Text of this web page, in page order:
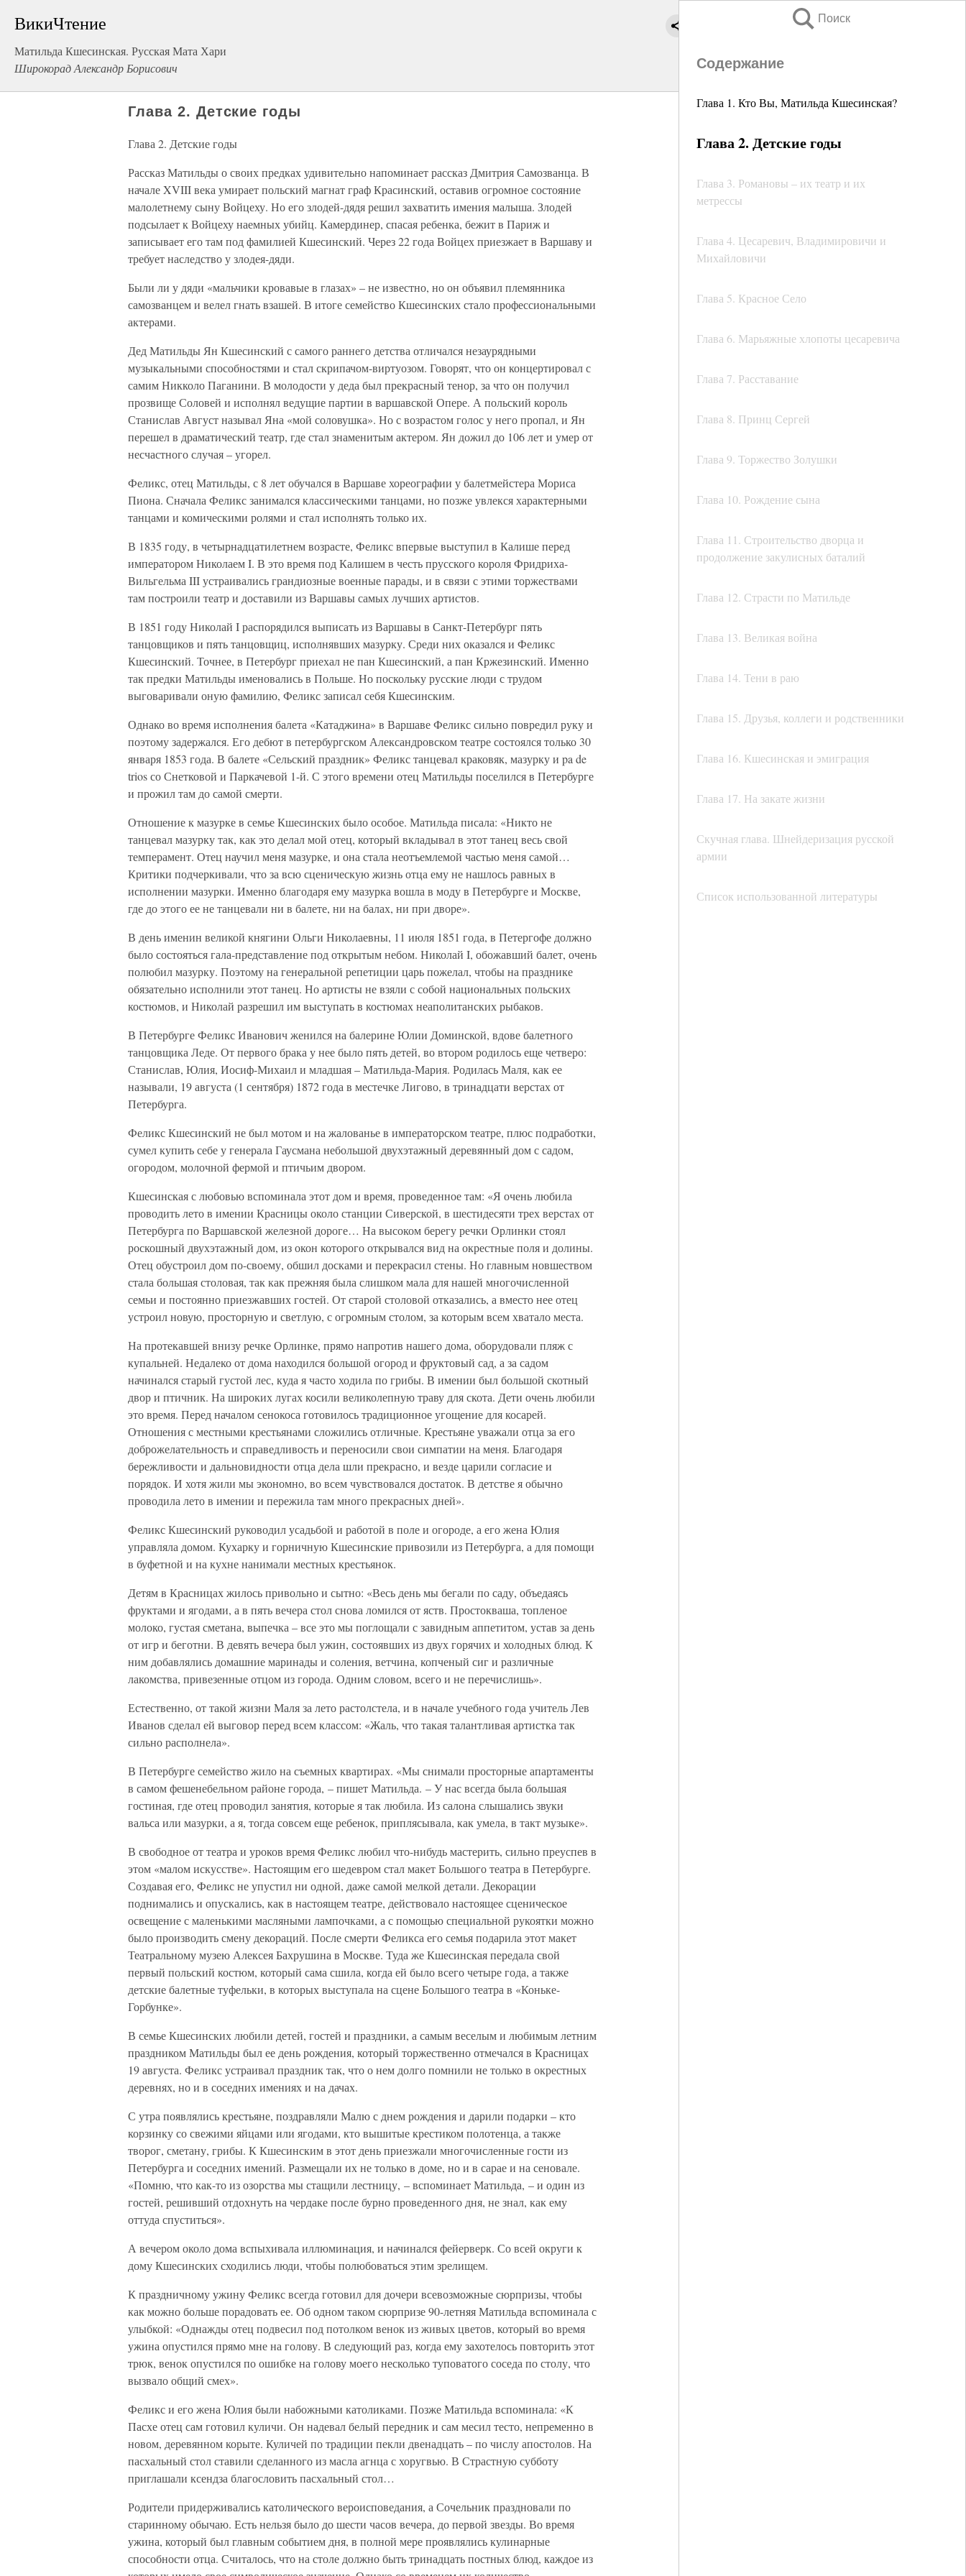
ВикиЧтение
Матильда Кшесинская. Русская Мата Хари
Широкорад Александр Борисович
Поиск
Содержание
Глава 1. Кто Вы, Матильда Кшесинская?
Глава 2. Детские годы
Глава 3. Романовы – их театр и их
метрессы
Глава 4. Цесаревич, Владимировичи и
Михайловичи
Глава 5. Красное Село
Глава 6. Марьяжные хлопоты цесаревича
Глава 7. Расставание
Глава 8. Принц Сергей
Глава 9. Торжество Золушки
Глава 10. Рождение сына
Глава 11. Строительство дворца и
продолжение закулисных баталий
Глава 12. Страсти по Матильде
Глава 13. Великая война
Глава 14. Тени в раю
Глава 15. Друзья, коллеги и родственники
Глава 16. Кшесинская и эмиграция
Глава 17. На закате жизни
Скучная глава. Шнейдеризация русской
армии
Список использованной литературы
Глава 2. Детские годы
Глава 2. Детские годы
Рассказ Матильды о своих предках удивительно напоминает рассказ Дмитрия Самозванца. В
начале XVIII века умирает польский магнат граф Красинский, оставив огромное состояние
малолетнему сыну Войцеху. Но его злодей-дядя решил захватить имения малыша. Злодей
подсылает к Войцеху наемных убийц. Камердинер, спасая ребенка, бежит в Париж и
записывает его там под фамилией Кшесинский. Через 22 года Войцех приезжает в Варшаву и
требует наследство у злодея-дяди.
Были ли у дяди «мальчики кровавые в глазах» – не известно, но он объявил племянника
самозванцем и велел гнать взашей. В итоге семейство Кшесинских стало профессиональными
актерами.
Дед Матильды Ян Кшесинский с самого раннего детства отличался незаурядными
музыкальными способностями и стал скрипачом-виртуозом. Говорят, что он концертировал с
самим Никколо Паганини. В молодости у деда был прекрасный тенор, за что он получил
прозвище Соловей и исполнял ведущие партии в варшавской Опере. А польский король
Станислав Август называл Яна «мой соловушка». Но с возрастом голос у него пропал, и Ян
перешел в драматический театр, где стал знаменитым актером. Ян дожил до 106 лет и умер от
несчастного случая – угорел.
Феликс, отец Матильды, с 8 лет обучался в Варшаве хореографии у балетмейстера Мориса
Пиона. Сначала Феликс занимался классическими танцами, но позже увлекся характерными
танцами и комическими ролями и стал исполнять только их.
В 1835 году, в четырнадцатилетнем возрасте, Феликс впервые выступил в Калише перед
императором Николаем I. В это время под Калишем в честь прусского короля Фридриха-
Вильгельма III устраивались грандиозные военные парады, и в связи с этими торжествами
там построили театр и доставили из Варшавы самых лучших артистов.
В 1851 году Николай I распорядился выписать из Варшавы в Санкт-Петербург пять
танцовщиков и пять танцовщиц, исполнявших мазурку. Среди них оказался и Феликс
Кшесинский. Точнее, в Петербург приехал не пан Кшесинский, а пан Кржезинский. Именно
так предки Матильды именовались в Польше. Но поскольку русские люди с трудом
выговаривали оную фамилию, Феликс записал себя Кшесинским.
Однако во время исполнения балета «Катаджина» в Варшаве Феликс сильно повредил руку и
поэтому задержался. Его дебют в петербургском Александровском театре состоялся только 30
января 1853 года. В балете «Сельский праздник» Феликс танцевал краковяк, мазурку и pa de
trios со Снетковой и Паркачевой 1-й. С этого времени отец Матильды поселился в Петербурге
и прожил там до самой смерти.
Отношение к мазурке в семье Кшесинских было особое. Матильда писала: «Никто не
танцевал мазурку так, как это делал мой отец, который вкладывал в этот танец весь свой
темперамент. Отец научил меня мазурке, и она стала неотъемлемой частью меня самой…
Критики подчеркивали, что за всю сценическую жизнь отца ему не нашлось равных в
исполнении мазурки. Именно благодаря ему мазурка вошла в моду в Петербурге и Москве,
где до этого ее не танцевали ни в балете, ни на балах, ни при дворе».
В день именин великой княгини Ольги Николаевны, 11 июля 1851 года, в Петергофе должно
было состояться гала-представление под открытым небом. Николай I, обожавший балет, очень
полюбил мазурку. Поэтому на генеральной репетиции царь пожелал, чтобы на празднике
обязательно исполнили этот танец. Но артисты не взяли с собой национальных польских
костюмов, и Николай разрешил им выступать в костюмах неаполитанских рыбаков.
В Петербурге Феликс Иванович женился на балерине Юлии Доминской, вдове балетного
танцовщика Леде. От первого брака у нее было пять детей, во втором родилось еще четверо:
Станислав, Юлия, Иосиф-Михаил и младшая – Матильда-Мария. Родилась Маля, как ее
называли, 19 августа (1 сентября) 1872 года в местечке Лигово, в тринадцати верстах от
Петербурга.
Феликс Кшесинский не был мотом и на жалованье в императорском театре, плюс подработки,
сумел купить себе у генерала Гаусмана небольшой двухэтажный деревянный дом с садом,
огородом, молочной фермой и птичьим двором.
Кшесинская с любовью вспоминала этот дом и время, проведенное там: «Я очень любила
проводить лето в имении Красницы около станции Сиверской, в шестидесяти трех верстах от
Петербурга по Варшавской железной дороге… На высоком берегу речки Орлинки стоял
роскошный двухэтажный дом, из окон которого открывался вид на окрестные поля и долины.
Отец обустроил дом по-своему, обшил досками и перекрасил стены. Но главным новшеством
стала большая столовая, так как прежняя была слишком мала для нашей многочисленной
семьи и постоянно приезжавших гостей. От старой столовой отказались, а вместо нее отец
устроил новую, просторную и светлую, с огромным столом, за которым всем хватало места.
На протекавшей внизу речке Орлинке, прямо напротив нашего дома, оборудовали пляж с
купальней. Недалеко от дома находился большой огород и фруктовый сад, а за садом
начинался старый густой лес, куда я часто ходила по грибы. В имении был большой скотный
двор и птичник. На широких лугах косили великолепную траву для скота. Дети очень любили
это время. Перед началом сенокоса готовилось традиционное угощение для косарей.
Отношения с местными крестьянами сложились отличные. Крестьяне уважали отца за его
доброжелательность и справедливость и переносили свои симпатии на меня. Благодаря
бережливости и дальновидности отца дела шли прекрасно, и везде царили согласие и
порядок. И хотя жили мы экономно, во всем чувствовался достаток. В детстве я обычно
проводила лето в имении и пережила там много прекрасных дней».
Феликс Кшесинский руководил усадьбой и работой в поле и огороде, а его жена Юлия
управляла домом. Кухарку и горничную Кшесинские привозили из Петербурга, а для помощи
в буфетной и на кухне нанимали местных крестьянок.
Детям в Красницах жилось привольно и сытно: «Весь день мы бегали по саду, объедаясь
фруктами и ягодами, а в пять вечера стол снова ломился от яств. Простокваша, топленое
молоко, густая сметана, выпечка – все это мы поглощали с завидным аппетитом, устав за день
от игр и беготни. В девять вечера был ужин, состоявших из двух горячих и холодных блюд. К
ним добавлялись домашние маринады и соления, ветчина, копченый сиг и различные
лакомства, привезенные отцом из города. Одним словом, всего и не перечислишь».
Естественно, от такой жизни Маля за лето растолстела, и в начале учебного года учитель Лев
Иванов сделал ей выговор перед всем классом: «Жаль, что такая талантливая артистка так
сильно располнела».
В Петербурге семейство жило на съемных квартирах. «Мы снимали просторные апартаменты
в самом фешенебельном районе города, – пишет Матильда. – У нас всегда была большая
гостиная, где отец проводил занятия, которые я так любила. Из салона слышались звуки
вальса или мазурки, а я, тогда совсем еще ребенок, приплясывала, как умела, в такт музыке».
В свободное от театра и уроков время Феликс любил что-нибудь мастерить, сильно преуспев в
этом «малом искусстве». Настоящим его шедевром стал макет Большого театра в Петербурге.
Создавая его, Феликс не упустил ни одной, даже самой мелкой детали. Декорации
поднимались и опускались, как в настоящем театре, действовало настоящее сценическое
освещение с маленькими масляными лампочками, а с помощью специальной рукоятки можно
было производить смену декораций. После смерти Феликса его семья подарила этот макет
Театральному музею Алексея Бахрушина в Москве. Туда же Кшесинская передала свой
первый польский костюм, который сама сшила, когда ей было всего четыре года, а также
детские балетные туфельки, в которых выступала на сцене Большого театра в «Коньке-
Горбунке».
В семье Кшесинских любили детей, гостей и праздники, а самым веселым и любимым летним
праздником Матильды был ее день рождения, который торжественно отмечался в Красницах
19 августа. Феликс устраивал праздник так, что о нем долго помнили не только в окрестных
деревнях, но и в соседних имениях и на дачах.
С утра появлялись крестьяне, поздравляли Малю с днем рождения и дарили подарки – кто
корзинку со свежими яйцами или ягодами, кто вышитые крестиком полотенца, а также
творог, сметану, грибы. К Кшесинским в этот день приезжали многочисленные гости из
Петербурга и соседних имений. Размещали их не только в доме, но и в сарае и на сеновале.
«Помню, что как-то из озорства мы стащили лестницу, – вспоминает Матильда, – и один из
гостей, решивший отдохнуть на чердаке после бурно проведенного дня, не знал, как ему
оттуда спуститься».
А вечером около дома вспыхивала иллюминация, и начинался фейерверк. Со всей округи к
дому Кшесинских сходились люди, чтобы полюбоваться этим зрелищем.
К праздничному ужину Феликс всегда готовил для дочери всевозможные сюрпризы, чтобы
как можно больше порадовать ее. Об одном таком сюрпризе 90-летняя Матильда вспоминала с
улыбкой: «Однажды отец подвесил под потолком венок из живых цветов, который во время
ужина опустился прямо мне на голову. В следующий раз, когда ему захотелось повторить этот
трюк, венок опустился по ошибке на голову моего несколько туповатого соседа по столу, что
вызвало общий смех».
Феликс и его жена Юлия были набожными католиками. Позже Матильда вспоминала: «К
Пасхе отец сам готовил куличи. Он надевал белый передник и сам месил тесто, непременно в
новом, деревянном корыте. Куличей по традиции пекли двенадцать – по числу апостолов. На
пасхальный стол ставили сделанного из масла агнца с хоругвью. В Страстную субботу
приглашали ксендза благословить пасхальный стол…
Родители придерживались католического вероисповедания, а Сочельник праздновали по
старинному обычаю. Есть нельзя было до шести часов вечера, до первой звезды. Во время
ужина, который был главным событием дня, в полной мере проявлялись кулинарные
способности отца. Считалось, что на столе должно быть тринадцать постных блюд, каждое из